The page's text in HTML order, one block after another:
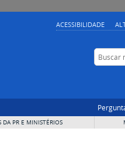
ACESSIBILIDADE
Buscar no
DA PR E MINISTÉRIOS